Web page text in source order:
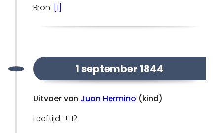
Bron: [1]
1 september 1844
Uitvoer van Juan Hermino (kind)
Leeftijd: ± 12